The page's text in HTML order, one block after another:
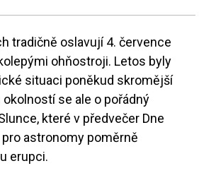
tradičně oslavují 4. července
ohňostroji. Letos byly
situaci poněkud skromější
se ale o pořádný
které v předvečer Dne
astronomy poměrně
erupci.